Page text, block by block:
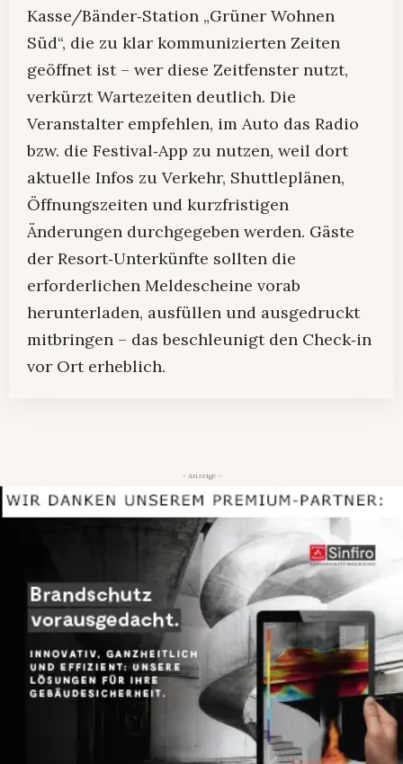
Kasse/Bänder‑Station „Grüner Wohnen
Süd“, die zu klar kommunizierten Zeiten
geöffnet ist – wer diese Zeitfenster nutzt,
verkürzt Wartezeiten deutlich. Die
Veranstalter empfehlen, im Auto das Radio
bzw. die Festival‑App zu nutzen, weil dort
aktuelle Infos zu Verkehr, Shuttleplänen,
Öffnungszeiten und kurzfristigen
Änderungen durchgegeben werden. Gäste
der Resort‑Unterkünfte sollten die
erforderlichen Meldescheine vorab
herunterladen, ausfüllen und ausgedruckt
mitbringen – das beschleunigt den Check‑in
vor Ort erheblich.
- Anzeige -